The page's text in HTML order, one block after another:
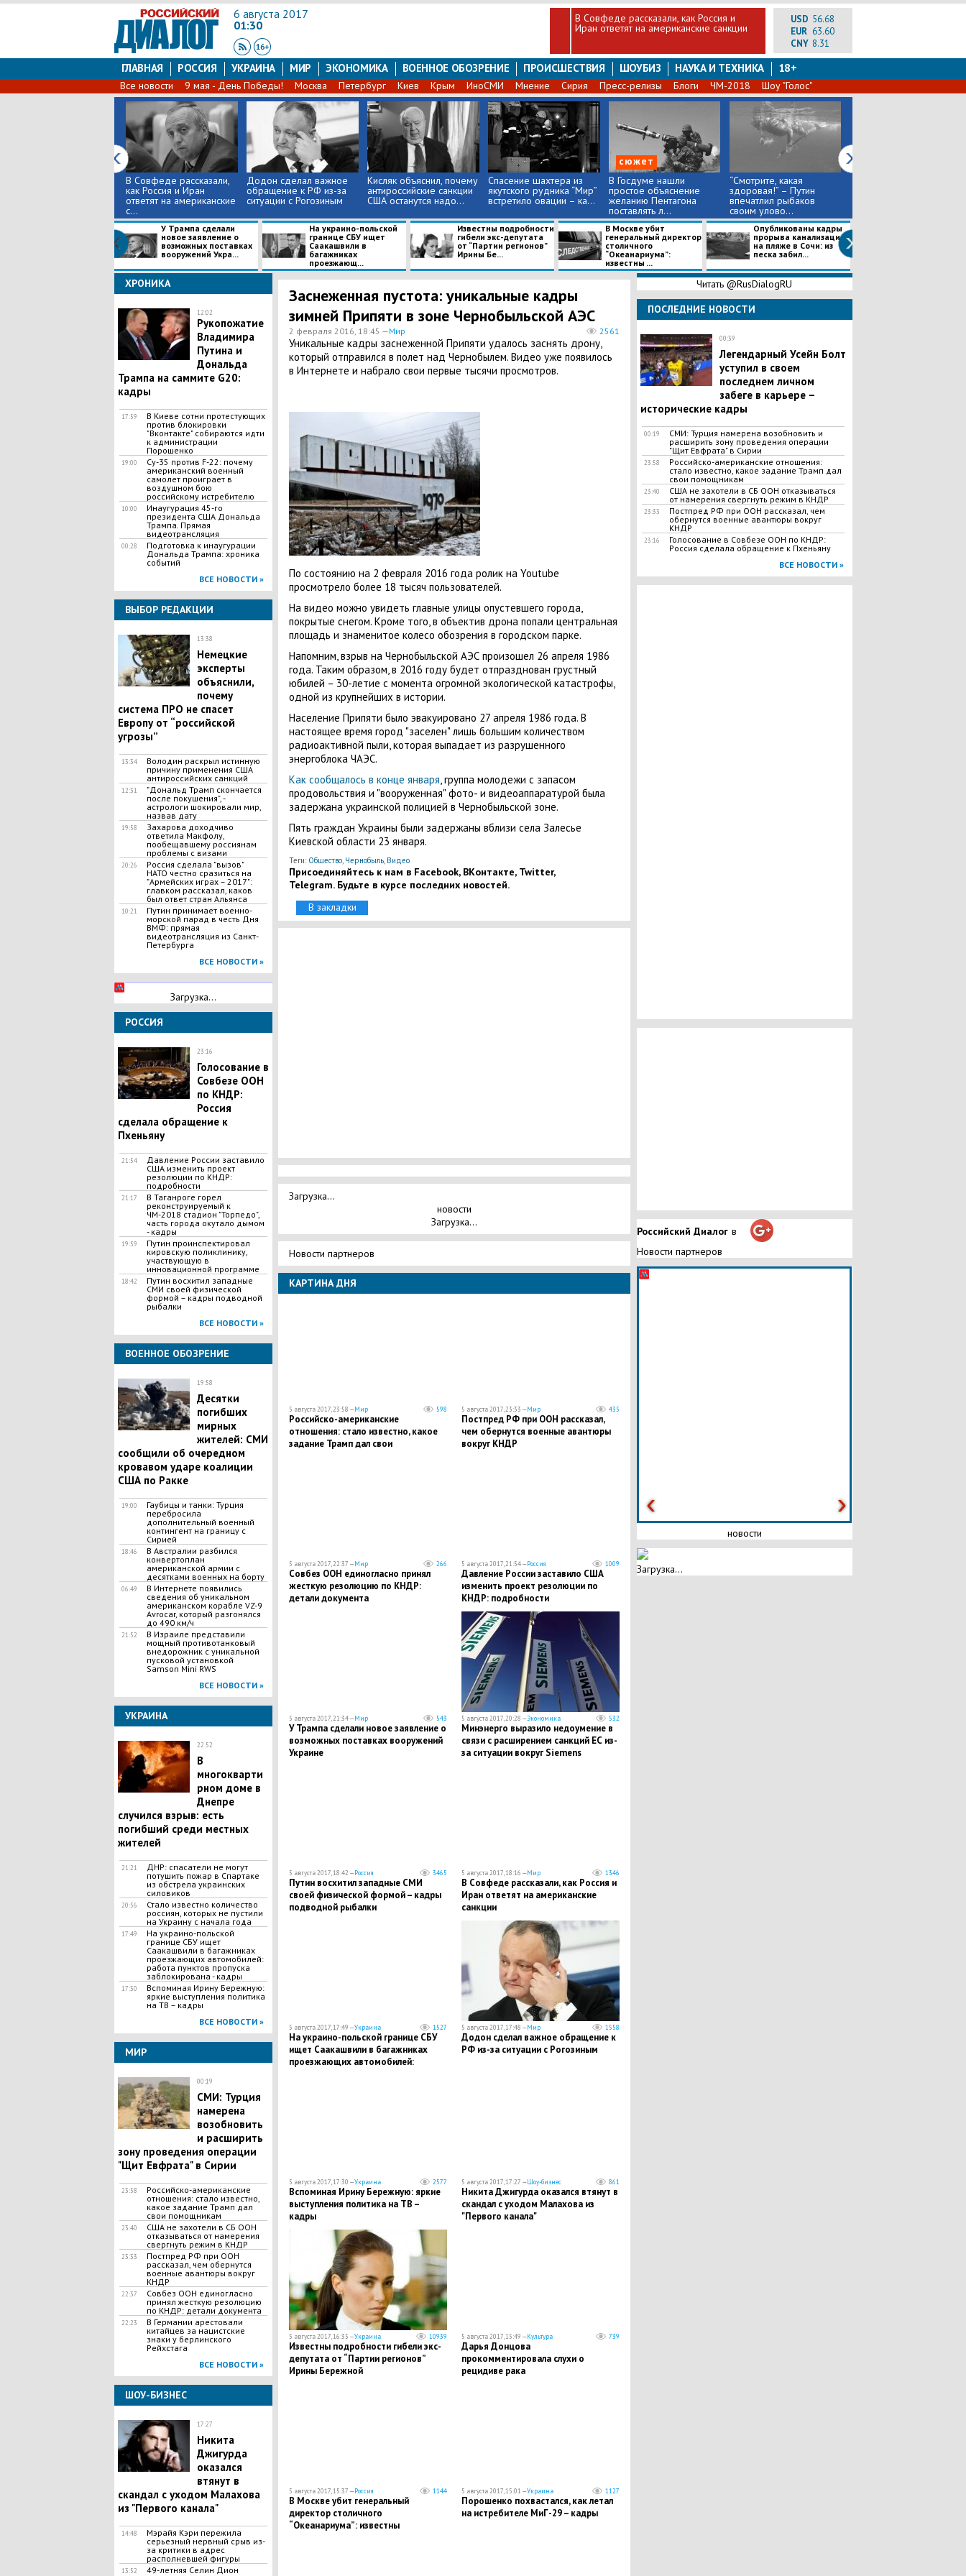
6 августа 2017
01:30
В Совфеде рассказали, как Россия и
Иран ответят на американские санкции
USD 56.68
EUR 63.60
CNY 8.31
ГЛАВНАЯ РОССИЯ УКРАИНА МИР ЭКОНОМИКА ВОЕННОЕ ОБОЗРЕНИЕ ПРОИСШЕСТВИЯ ШОУБИЗ НАУКА И ТЕХНИКА 18+
Все новости 9 мая - День Победы! Москва Петербург Киев Крым ИноСМИ Мнение Сирия Пресс-релизы Блоги ЧМ-2018 Шоу "Голос"
В Совфеде рассказали,
как Россия и Иран
ответят на американские
с...
Додон сделал важное
обращение к РФ из-за
ситуации с Рогозиным
Кисляк объяснил, почему
антироссийские санкции
США останутся надо...
Спасение шахтера из
якутского рудника “Мир”
встретило овации – ка...
сюжет
В Госдуме нашли
простое объяснение
желанию Пентагона
поставлять л...
“Смотрите, какая
здоровая!” – Путин
впечатлил рыбаков
своим улово...
У Трампа сделали
новое заявление о
возможных поставках
вооружений Укра...
На украино-польской
границе СБУ ищет
Саакашвили в
багажниках
проезжающ...
Известны подробности
гибели экс-депутата
от “Партии регионов”
Ирины Бе...
В Москве убит
генеральный директор
столичного
“Океанариума”:
известны ...
Опубликованы кадры
прорыва канализации
на пляже в Сочи: из
песка забил...
ХРОНИКА
12:02
Рукопожатие
Владимира
Путина и
Дональда
Трампа на саммите G20:
кадры
17:59
В Киеве сотни протестующих
против блокировки
"Вконтакте" собираются идти
к администрации
Порошенко
19:00
Су-35 против F-22: почему
американский военный
самолет проиграет в
воздушном бою
российскому истребителю
10:00
Инаугурация 45-го
президента США Дональда
Трампа. Прямая
видеотрансляция
00:28
Подготовка к инаугурации
Дональда Трампа: хроника
событий
ВСЕ НОВОСТИ »
ВЫБОР РЕДАКЦИИ
13:38
Немецкие
эксперты
объяснили,
почему
система ПРО не спасет
Европу от “российской
угрозы”
13:34
Володин раскрыл истинную
причину применения США
антироссийских санкций
12:31
"Дональд Трамп скончается
после покушения", -
астрологи шокировали мир,
назвав дату
19:58
Захарова доходчиво
ответила Макфолу,
пообещавшему россиянам
проблемы с визами
20:26
Россия сделала "вызов"
НАТО честно сразиться на
"Армейских играх – 2017":
главком рассказал, каков
был ответ стран Альянса
10:21
Путин принимает военно-
морской парад в честь Дня
ВМФ: прямая
видеотрансляция из Санкт-
Петербурга
ВСЕ НОВОСТИ »
Загрузка...
РОССИЯ
23:16
Голосование в
Совбезе ООН
по КНДР:
Россия
сделала обращение к
Пхеньяну
21:54
Давление России заставило
США изменить проект
резолюции по КНДР:
подробности
21:17
В Таганроге горел
реконструируемый к
ЧМ-2018 стадион "Торпедо",
часть города окутало дымом
- кадры
19:59
Путин проинспектировал
кировскую поликлинику,
участвующую в
инновационной программе
18:42
Путин восхитил западные
СМИ своей физической
формой – кадры подводной
рыбалки
ВСЕ НОВОСТИ »
ВОЕННОЕ ОБОЗРЕНИЕ
19:58
Десятки
погибших
мирных
жителей: СМИ
сообщили об очередном
кровавом ударе коалиции
США по Ракке
19:00
Гаубицы и танки: Турция
перебросила
дополнительный военный
контингент на границу с
Сирией
18:46
В Австралии разбился
конвертоплан
американской армии с
десятками военных на борту
06:49
В Интернете появились
сведения об уникальном
американском корабле VZ-9
Avrocar, который разгонялся
до 490 км/ч
21:52
В Израиле представили
мощный противотанковый
внедорожник с уникальной
пусковой установкой
Samson Mini RWS
ВСЕ НОВОСТИ »
УКРАИНА
22:52
В
многокварти
рном доме в
Днепре
случился взрыв: есть
погибший среди местных
жителей
21:21
ДНР: спасатели не могут
потушить пожар в Спартаке
из обстрела украинских
силовиков
20:56
Стало известно количество
россиян, которых не пустили
на Украину с начала года
17:49
На украино-польской
границе СБУ ищет
Саакашвили в багажниках
проезжающих автомобилей:
работа пунктов пропуска
заблокирована - кадры
17:30
Вспоминая Ирину Бережную:
яркие выступления политика
на ТВ – кадры
ВСЕ НОВОСТИ »
МИР
00:19
СМИ: Турция
намерена
возобновить
и расширить
зону проведения операции
"Щит Евфрата" в Сирии
23:58
Российско-американские
отношения: стало известно,
какое задание Трамп дал
свои помощникам
23:40
США не захотели в СБ ООН
отказываться от намерения
свергнуть режим в КНДР
23:33
Постпред РФ при ООН
рассказал, чем обернутся
военные авантюры вокруг
КНДР
22:37
Совбез ООН единогласно
принял жесткую резолюцию
по КНДР: детали документа
22:23
В Германии арестовали
китайцев за нацистские
знаки у берлинского
Рейхстага
ВСЕ НОВОСТИ »
ШОУ-БИЗНЕС
17:27
Никита
Джигурда
оказался
втянут в
скандал с уходом Малахова
из "Первого канала"
14:48
Мэрайя Кэри пережила
серьезный нервный срыв из-
за критики в адрес
располневшей фигуры
13:52
49-летняя Селин Дион
Заснеженная пустота: уникальные кадры
зимней Припяти в зоне Чернобыльской АЭС
2 февраля 2016, 18:45 —Мир 2561
​Уникальные кадры заснеженной Припяти удалось заснять дрону,
который отправился в полет над Чернобылем. Видео уже появилось
в Интернете и набрало свои первые тысячи просмотров.
По состоянию на 2 февраля 2016 года ролик на Youtube
просмотрело более 18 тысяч пользователей.
На видео можно увидеть главные улицы опустевшего города,
покрытые снегом. Кроме того, в объектив дрона попали центральная
площадь и знаменитое колесо обозрения в городском парке.
Напомним, взрыв на Чернобыльской АЭС произошел 26 апреля 1986
года. Таким образом, в 2016 году будет отпразднован грустный
юбилей – 30-летие с момента огромной экологической катастрофы,
одной из крупнейших в истории.
Население Припяти было эвакуировано 27 апреля 1986 года. В
настоящее время город "заселен" лишь большим количеством
радиоактивной пыли, которая выпадает из разрушенного
энергоблока ЧАЭС.
Как сообщалось в конце января, группа молодежи с запасом
продовольствия и "вооруженная" фото- и видеоаппаратурой была
задержана украинской полицией в Чернобыльской зоне.
Пять граждан Украины были задержаны вблизи села Залесье
Киевской области 23 января.
Теги: Общество, Чернобыль, Видео
Присоединяйтесь к нам в Facebook, ВКонтакте, Twitter,
Telegram. Будьте в курсе последних новостей.
В закладки
Загрузка...
новости
Загрузка...
Новости партнеров
КАРТИНА ДНЯ
5 августа 2017, 23:58 —Мир 598
Российско-американские
отношения: стало известно, какое
задание Трамп дал свои
5 августа 2017, 23:33 —Мир 435
Постпред РФ при ООН рассказал,
чем обернутся военные авантюры
вокруг КНДР
5 августа 2017, 22:37 —Мир 266
Совбез ООН единогласно принял
жесткую резолюцию по КНДР:
детали документа
5 августа 2017, 21:54 —Россия 1009
Давление России заставило США
изменить проект резолюции по
КНДР: подробности
5 августа 2017, 21:34 —Мир 543
У Трампа сделали новое заявление о
возможных поставках вооружений
Украине
5 августа 2017, 20:28 —Экономика 532
Минэнерго выразило недоумение в
связи с расширением санкций ЕС из-
за ситуации вокруг Siemens
5 августа 2017, 18:42 —Россия 3465
Путин восхитил западные СМИ
своей физической формой – кадры
подводной рыбалки
5 августа 2017, 18:16 —Мир 1346
В Совфеде рассказали, как Россия и
Иран ответят на американские
санкции
5 августа 2017, 17:49 —Украина 1527
На украино-польской границе СБУ
ищет Саакашвили в багажниках
проезжающих автомобилей:
5 августа 2017, 17:48 —Мир 1558
Додон сделал важное обращение к
РФ из-за ситуации с Рогозиным
5 августа 2017, 17:30 —Украина 2577
Вспоминая Ирину Бережную: яркие
выступления политика на ТВ –
кадры
5 августа 2017, 17:27 —Шоу-бизнес 861
Никита Джигурда оказался втянут в
скандал с уходом Малахова из
"Первого канала"
5 августа 2017, 16:35 —Украина 10939
Известны подробности гибели экс-
депутата от “Партии регионов”
Ирины Бережной
5 августа 2017, 15:49 —Культура 739
Дарья Донцова
прокомментировала слухи о
рецидиве рака
5 августа 2017, 15:37 —Россия 1144
В Москве убит генеральный
директор столичного
“Океанариума”: известны
5 августа 2017, 15:01 —Украина 1127
Порошенко похвастался, как летал
на истребителе МиГ-29 – кадры
Читать @RusDialogRU
ПОСЛЕДНИЕ НОВОСТИ
00:39
Легендарный Усейн Болт
уступил в своем
последнем личном
забеге в карьере –
исторические кадры
00:19
СМИ: Турция намерена возобновить и
расширить зону проведения операции
"Щит Евфрата" в Сирии
23:58
Российско-американские отношения:
стало известно, какое задание Трамп дал
свои помощникам
23:40
США не захотели в СБ ООН отказываться
от намерения свергнуть режим в КНДР
23:33
Постпред РФ при ООН рассказал, чем
обернутся военные авантюры вокруг
КНДР
23:16
Голосование в Совбезе ООН по КНДР:
Россия сделала обращение к Пхеньяну
ВСЕ НОВОСТИ »
Российский Диалог в
Новости партнеров
новости
Загрузка...